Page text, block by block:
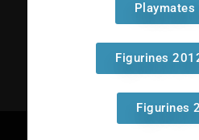
Playmates
Figurines
Figurines